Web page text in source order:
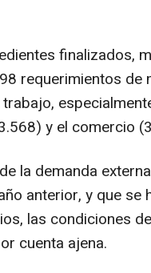
finalizados,
requerimientos de
y el comercio
la demanda
anterior, y que se
las condiciones
cuenta ajena.